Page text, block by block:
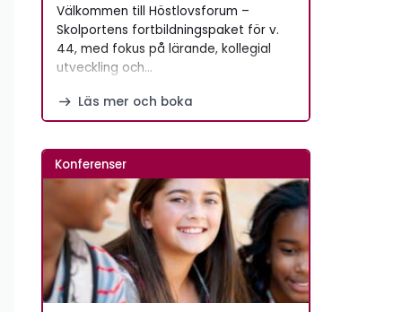
Välkommen till Höstlovsforum –
Skolportens fortbildningspaket för v.
44, med fokus på lärande, kollegial
utveckling och…
Läs mer och boka
Konferenser